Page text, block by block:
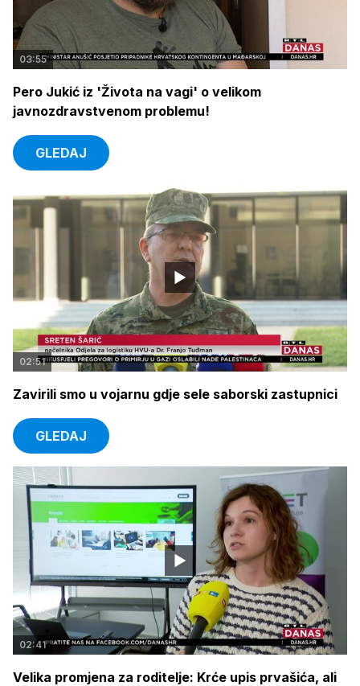
03:55
Pero Jukić iz 'Života na vagi' o velikom
javnozdravstvenom problemu!
GLEDAJ
02:51
Zavirili smo u vojarnu gdje sele saborski zastupnici
GLEDAJ
02:41
Velika promjena za roditelje: Krće upis prvašića, ali